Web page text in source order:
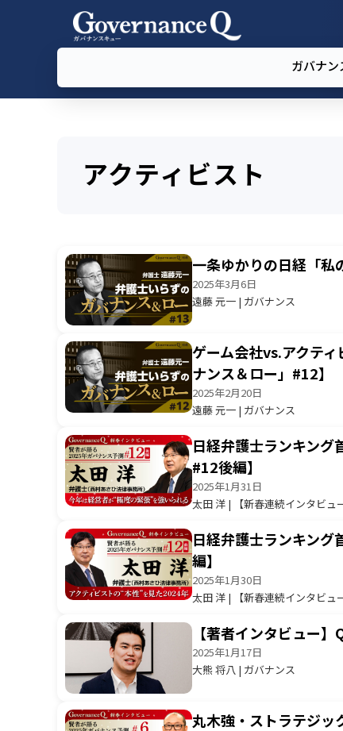
ガバナン
アクティビスト
一条ゆかりの日経「私
2025年3月6日
遠藤 元一 | ガバナンス
ゲーム会社vs.アクテ
ナンス＆ロー」#12】
2025年2月20日
遠藤 元一 | ガバナンス
日経弁護士ランキング
#12後編】
2025年1月31日
太田 洋 | 【新春連続インタビュ
日経弁護士ランキン
編】
2025年1月30日
太田 洋 | 【新春連続インタビュ
【著者インタビュー
2025年1月17日
大熊 将八 | ガバナンス
丸木強・ストラテジッ